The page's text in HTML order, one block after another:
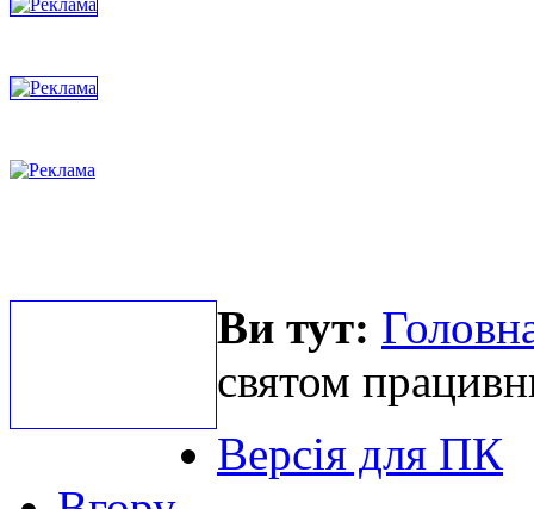
Ви тут:
святом
Версія для ПК